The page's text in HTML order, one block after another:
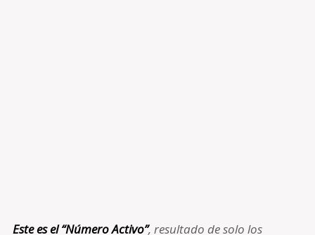
Este es el “Número Activo”, resultado de solo los